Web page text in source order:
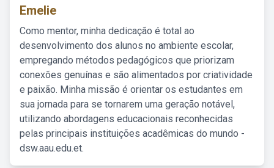
Emelie
Como mentor, minha dedicação é total ao
desenvolvimento dos alunos no ambiente escolar,
empregando métodos pedagógicos que priorizam
conexões genuínas e são alimentados por criatividade
e paixão. Minha missão é orientar os estudantes em
sua jornada para se tornarem uma geração notável,
utilizando abordagens educacionais reconhecidas
pelas principais instituições acadêmicas do mundo -
dsw.aau.edu.et.